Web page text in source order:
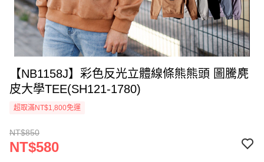
【NB1158J】彩色反光立體線條熊熊頭 圖騰麂
皮大學TEE(SH121-1780)
超取滿NT$1,800免運
NT$850
NT$580